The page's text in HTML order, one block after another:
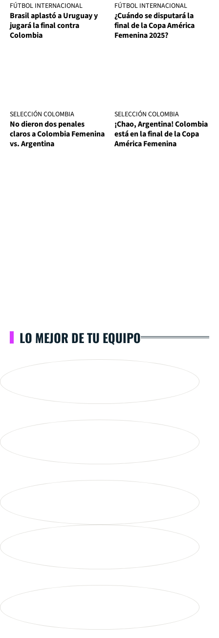
FÚTBOL INTERNACIONAL
Brasil aplastó a Uruguay y
jugará la final contra
Colombia
FÚTBOL INTERNACIONAL
¿Cuándo se disputará la
final de la Copa América
Femenina 2025?
SELECCIÓN COLOMBIA
No dieron dos penales
claros a Colombia Femenina
vs. Argentina
SELECCIÓN COLOMBIA
¡Chao, Argentina! Colombia
está en la final de la Copa
América Femenina
LO MEJOR DE TU EQUIPO